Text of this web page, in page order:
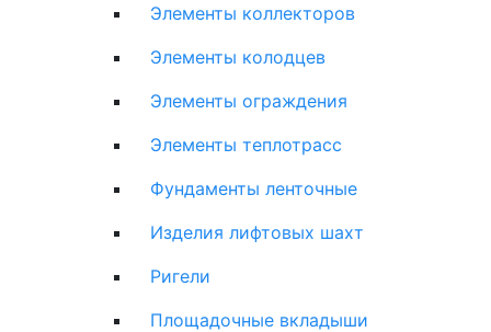
Элементы коллекторов
Элементы колодцев
Элементы ограждения
Элементы теплотрасс
Фундаменты ленточные
Изделия лифтовых шахт
Ригели
Площадочные вкладыши